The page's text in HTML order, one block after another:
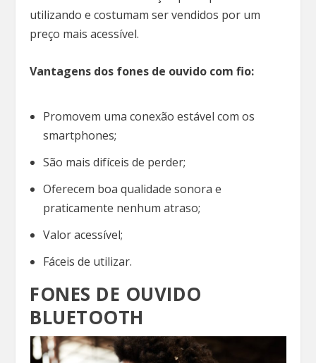
utilizando e costumam ser vendidos por um
preço mais acessível.
Vantagens dos fones de ouvido com fio:
Promovem uma conexão estável com os
smartphones;
São mais difíceis de perder;
Oferecem boa qualidade sonora e
praticamente nenhum atraso;
Valor acessível;
Fáceis de utilizar.
FONES DE OUVIDO
BLUETOOTH